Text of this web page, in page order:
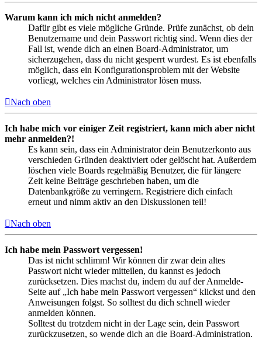
Warum kann ich mich nicht anmelden?
Dafür gibt es viele mögliche Gründe. Prüfe zunächst, ob dein
Benutzername und dein Passwort richtig sind. Wenn dies der
Fall ist, wende dich an einen Board-Administrator, um
sicherzugehen, dass du nicht gesperrt wurdest. Es ist ebenfalls
möglich, dass ein Konfigurationsproblem mit der Website
vorliegt, welches ein Administrator lösen muss.
Nach oben
Ich habe mich vor einiger Zeit registriert, kann mich aber nicht
mehr anmelden?!
Es kann sein, dass ein Administrator dein Benutzerkonto aus
verschieden Gründen deaktiviert oder gelöscht hat. Außerdem
löschen viele Boards regelmäßig Benutzer, die für längere
Zeit keine Beiträge geschrieben haben, um die
Datenbankgröße zu verringern. Registriere dich einfach
erneut und nimm aktiv an den Diskussionen teil!
Nach oben
Ich habe mein Passwort vergessen!
Das ist nicht schlimm! Wir können dir zwar dein altes
Passwort nicht wieder mitteilen, du kannst es jedoch
zurücksetzen. Dies machst du, indem du auf der Anmelde-
Seite auf „Ich habe mein Passwort vergessen“ klickst und den
Anweisungen folgst. So solltest du dich schnell wieder
anmelden können.
Solltest du trotzdem nicht in der Lage sein, dein Passwort
zurückzusetzen, so wende dich an die Board-Administration.